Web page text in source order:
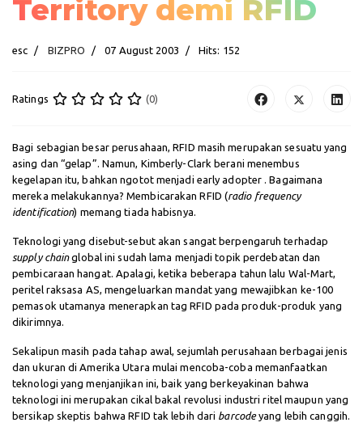
Territory demi RFID
esc BIZPRO 07 August 2003 Hits: 152
Ratings (0)
Bagi sebagian besar perusahaan, RFID masih merupakan sesuatu yang
asing dan “gelap”. Namun, Kimberly-Clark berani menembus
kegelapan itu, bahkan ngotot menjadi early adopter . Bagaimana
mereka melakukannya? Membicarakan RFID (radio frequency
identification) memang tiada habisnya.
Teknologi yang disebut-sebut akan sangat berpengaruh terhadap
supply chainglobal ini sudah lama menjadi topik perdebatan dan
pembicaraan hangat. Apalagi, ketika beberapa tahun lalu Wal-Mart,
peritel raksasa AS, mengeluarkan mandat yang mewajibkan ke-100
pemasok utamanya menerapkan tag RFID pada produk-produk yang
dikirimnya.
Sekalipun masih pada tahap awal, sejumlah perusahaan berbagai jenis
dan ukuran di Amerika Utara mulai mencoba-coba memanfaatkan
teknologi yang menjanjikan ini, baik yang berkeyakinan bahwa
teknologi ini merupakan cikal bakal revolusi industri ritel maupun yang
bersikap skeptis bahwa RFID tak lebih dari barcodeyang lebih canggih.